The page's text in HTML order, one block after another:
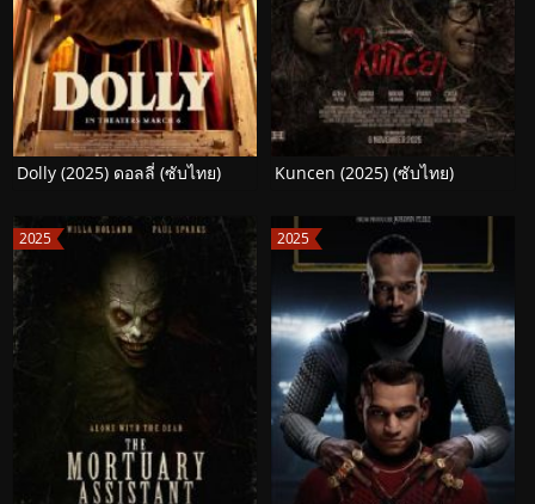
Dolly (2025) ดอลลี่ (ซับไทย) Kuncen (2025) (ซับไทย)
2025 2025